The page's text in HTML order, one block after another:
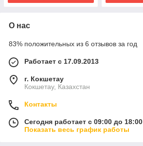
О нас
83% положительных из 6 отзывов за год
Работает с 17.09.2013
г. Кокшетау
Кокшетау, Казахстан
Контакты
Сегодня работает с 09:00 до 18:00
Показать весь график работы